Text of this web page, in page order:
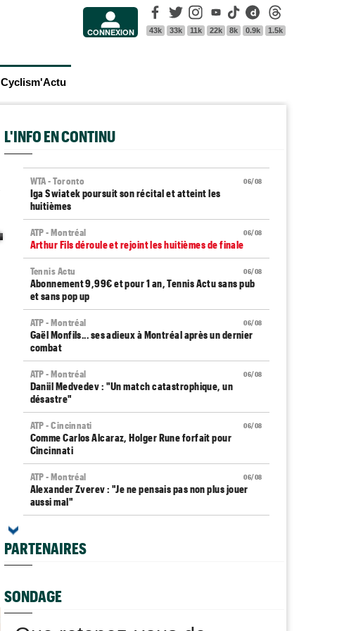
CONNEXION
Facebook
43k
Twitter
33k
Instagram
11k
Youtube
22k
Tik Tok
8k
Dailymotion
0.9k 1.5k
Cyclism'Actu
L'INFO EN CONTINU
06/08
WTA - Toronto
Iga Swiatek poursuit son récital et atteint les
huitièmes
06/08
ATP - Montréal
Arthur Fils déroule et rejoint les huitièmes de finale
06/08
Tennis Actu
Abonnement 9,99€ et pour 1 an, Tennis Actu sans pub
et sans pop up
06/08
ATP - Montréal
Gaël Monfils... ses adieux à Montréal après un dernier
combat
06/08
ATP - Montréal
Daniil Medvedev : "Un match catastrophique, un
désastre"
06/08
ATP - Cincinnati
Comme Carlos Alcaraz, Holger Rune forfait pour
Cincinnati
06/08
ATP - Montréal
Alexander Zverev : "Je ne pensais pas non plus jouer
aussi mal"
mais..."
Auger-Aliassime, forfait : "Une douleur au niveau du
dos"
PARTENAIRES
SONDAGE